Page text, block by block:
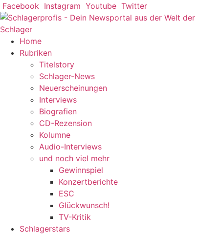
Zum
Inhalt
springen
Facebook Instagram Youtube Twitter
Home
Rubriken
Titelstory
Schlager-News
Neuerscheinungen
Interviews
Biografien
CD-Rezension
Kolumne
Audio-Interviews
und noch viel mehr
Gewinnspiel
Konzertberichte
ESC
Glückwunsch!
TV-Kritik
Schlagerstars